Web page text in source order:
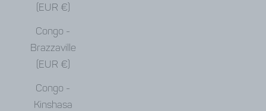
(EUR €)
Congo -
Brazzaville
(EUR €)
Congo -
Kinshasa